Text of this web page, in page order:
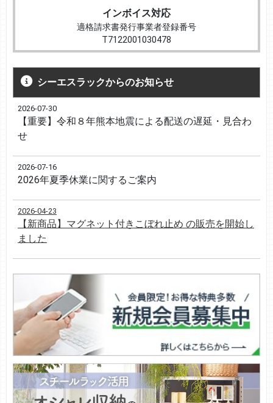
インボイス対応
適格請求書発行事業者登録番号
T7122001030478
シーエスラックからのお知らせ
2026-07-30
【重要】令和８年熊本地震による配送の遅延・見合わ
せ
2026-07-16
2026年夏季休業に関するご案内
2026-04-23
【新商品】マグネット付きこぼれ止め の販売を開始し
ました